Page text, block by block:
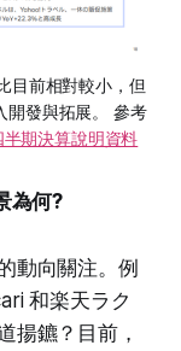
目前相對較小，但
開發與拓展。 參考
期決算說明資料
為何?
動向關注。例
和楽天ラク
揚鑣？目前，